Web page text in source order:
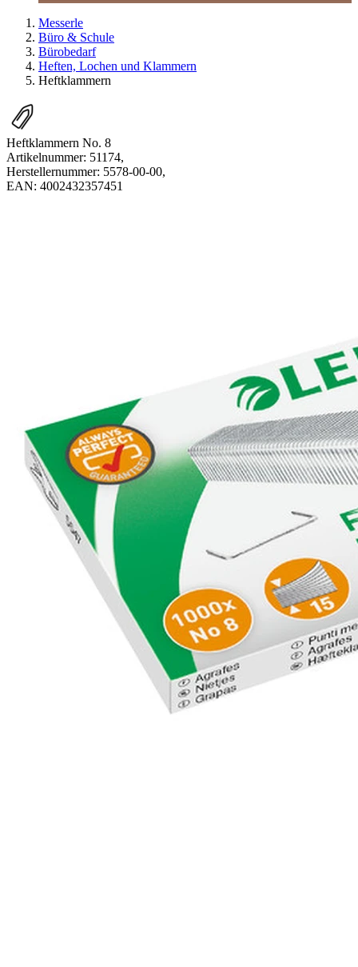
Messerle
Büro & Schule
Bürobedarf
Heften, Lochen und Klammern
Heftklammern
Heftklammern No. 8
Artikelnummer: 51174,
Herstellernummer: 5578-00-00,
EAN: 4002432357451